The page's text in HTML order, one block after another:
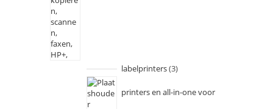
labelprinters 3
printers en all-in-one voor